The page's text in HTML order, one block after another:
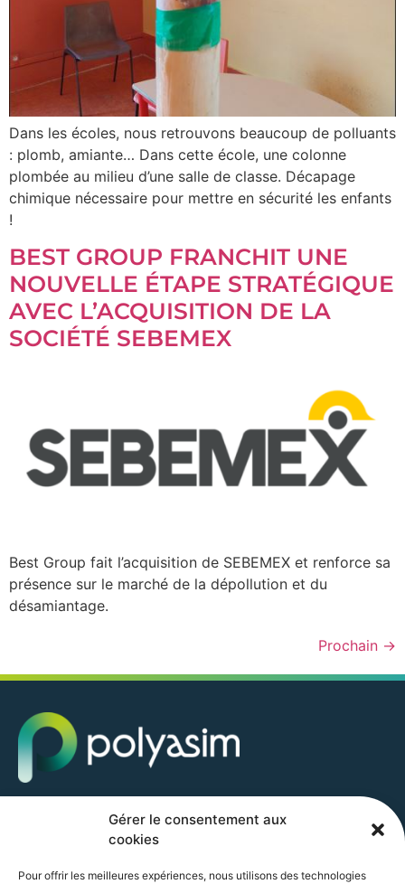
Gérer le consentement aux
cookies
Pour offrir les meilleures expériences, nous utilisons des technologies
Dans les écoles, nous retrouvons beaucoup de polluants
: plomb, amiante… Dans cette école, une colonne
plombée au milieu d’une salle de classe. Décapage
chimique nécessaire pour mettre en sécurité les enfants
!
BEST GROUP FRANCHIT UNE
NOUVELLE ÉTAPE STRATÉGIQUE
AVEC L’ACQUISITION DE LA
SOCIÉTÉ SEBEMEX
Best Group fait l’acquisition de SEBEMEX et renforce sa
présence sur le marché de la dépollution et du
désamiantage.
Prochain →
POLYASIM GROUP SAS
10 AVENUE ZAC DE CHASSAGNE
69360 TERNAY